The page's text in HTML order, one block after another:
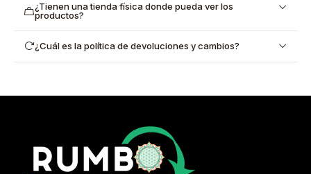
¿Tienen una tienda física donde pueda ver los
productos?
¿Cuál es la política de devoluciones y cambios?